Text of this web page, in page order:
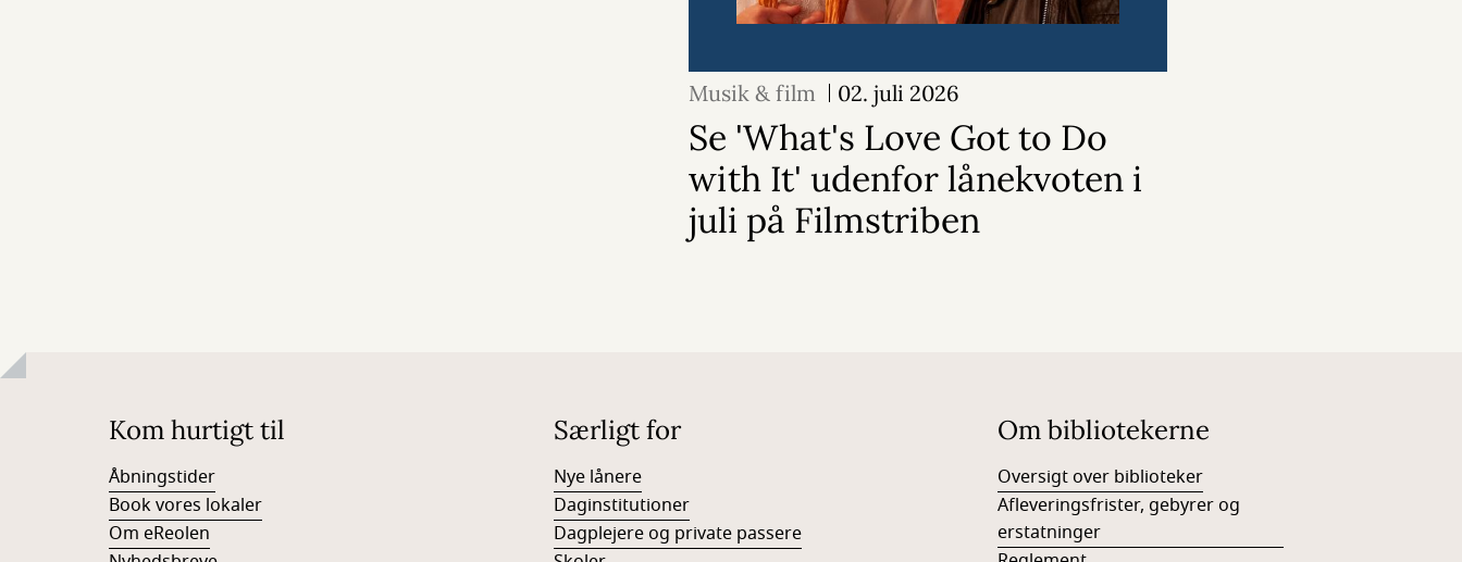
Musik & film 02. juli 2026
Se 'What's Love Got to Do
with It' udenfor lånekvoten i
juli på Filmstriben
Kom hurtigt til
Åbningstider
Book vores lokaler
Om eReolen
Særligt for
Nye lånere
Daginstitutioner
Dagplejere og private passere
Om bibliotekerne
Oversigt over biblioteker
Afleveringsfrister, gebyrer og
erstatninger